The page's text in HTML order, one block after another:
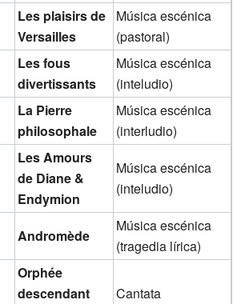
Les plaisirs de
Versailles
Música escénica
(pastoral)
Les fous
divertissants
Música escénica
(inteludio)
La Pierre
philosophale
Música escénica
(interludio)
Les Amours
de Diane &
Endymion
Música escénica
(inteludio)
Andromède
Música escénica
(tragedia lírica)
Orphée
descendant
Cantata